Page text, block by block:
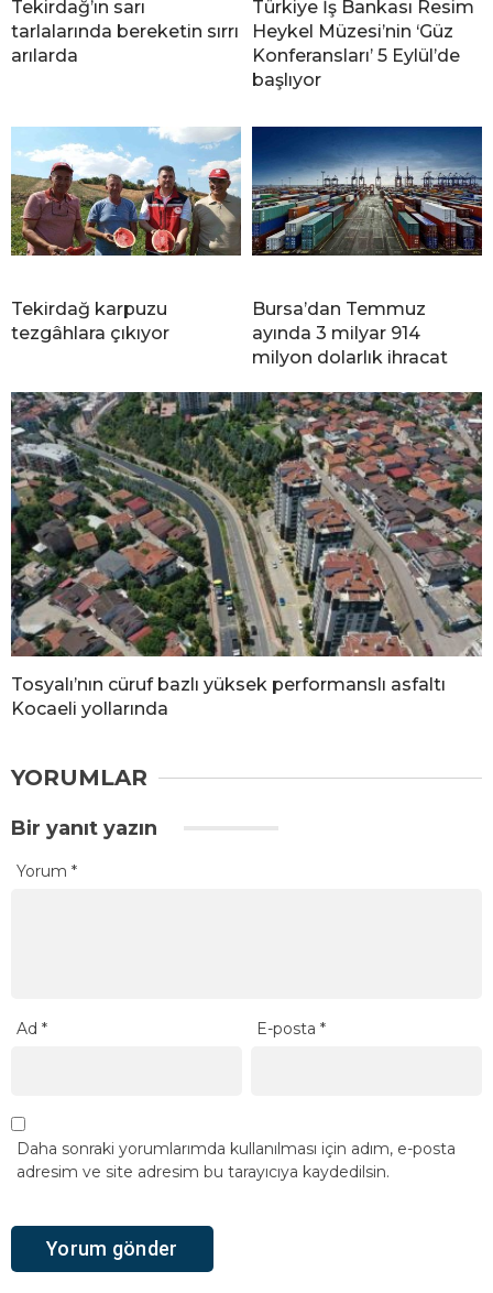
Tekirdağ’ın sarı
tarlalarında bereketin sırrı
arılarda
Türkiye İş Bankası Resim
Heykel Müzesi’nin ‘Güz
Konferansları’ 5 Eylül’de
başlıyor
Tekirdağ karpuzu
tezgâhlara çıkıyor
Bursa’dan Temmuz
ayında 3 milyar 914
milyon dolarlık ihracat
Tosyalı’nın cüruf bazlı yüksek performanslı asfaltı
Kocaeli yollarında
YORUMLAR
Bir yanıt yazın
Yorum *
Ad * E-posta*
Daha sonraki yorumlarımda kullanılması için adım, e-posta
adresim ve site adresim bu tarayıcıya kaydedilsin.